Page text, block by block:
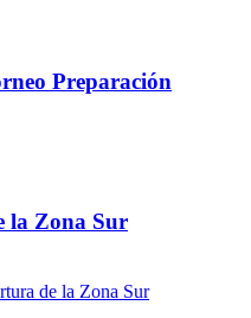
Preparación
la Zona Sur